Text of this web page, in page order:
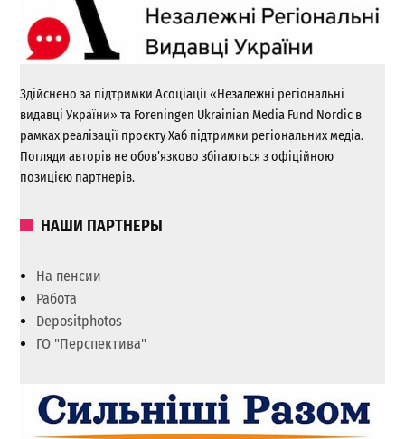
Здійснено за підтримки Асоціації «Незалежні регіональні
видавці України» та Foreningen Ukrainian Media Fund Nordic в
рамках реалізації проєкту Хаб підтримки регіональних медіа.
Погляди авторів не обов’язково збігаються з офіційною
позицією партнерів.
НАШИ ПАРТНЕРЫ
На пенсии
Работа
Depositphotos
ГО "Перспектива"